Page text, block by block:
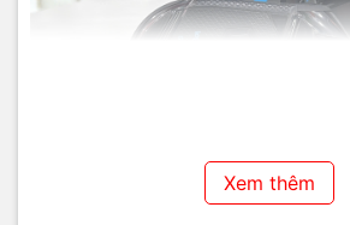
Xem thêm